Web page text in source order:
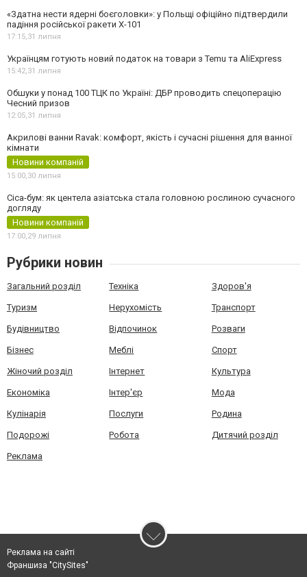
«Здатна нести ядерні боєголовки»: у Польщі офіційно підтвердили
падіння російської ракети Х-101
17:15,31 липня
Українцям готують новий податок на товари з Temu та AliExpress
15:42,31 липня
Обшуки у понад 100 ТЦК по Україні: ДБР проводить спецоперацію
Чесний призов
12:05,31 липня
Акрилові ванни Ravak: комфорт, якість і сучасні рішення для ванної
кімнати
Новини компаній
15:00,30 липня
Cica-бум: як центела азіатська стала головною рослиною сучасного
догляду
Новини компаній
17:00,29 липня
Рубрики новин
Загальний розділ Техніка Здоров'я
Туризм Нерухомість Транспорт
Будівництво Відпочинок Розваги
Бізнес Меблі Спорт
Жіночий розділ Інтернет Культура
Економіка Інтер'єр Мода
Кулінарія Послуги Родина
Подорожі Робота Дитячий розділ
Реклама
Реклама на сайті
Франшиза "CitySites"